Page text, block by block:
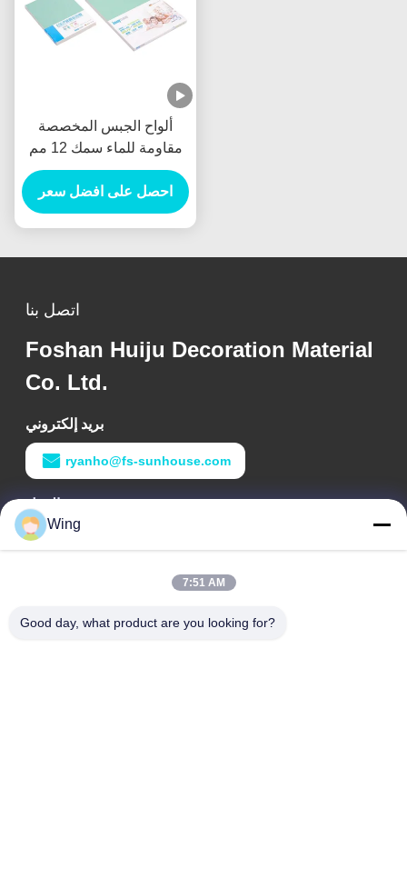
ألواح الجبس المخصصة
مقاومة للماء سمك 12 مم
احصل على افضل سعر
اتصل بنا
Foshan Huiju Decoration Material
Co. Ltd.
بريد إلكتروني
ryanho@fs-sunhouse.com
وقت العمل
9:00-18:00
Wing
7:51 AM
Good day, what product are you looking for?